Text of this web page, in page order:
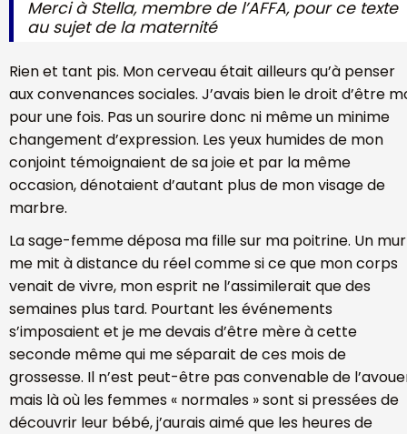
Merci à Stella, membre de l’AFFA, pour ce texte
au sujet de la maternité
Rien et tant pis. Mon cerveau était ailleurs qu’à penser
aux convenances sociales. J’avais bien le droit d’être
pour une fois. Pas un sourire donc ni même un minime
changement d’expression. Les yeux humides de mon
conjoint témoignaient de sa joie et par la même
occasion, dénotaient d’autant plus de mon visage de
marbre.
La sage-femme déposa ma fille sur ma poitrine. Un mur
me mit à distance du réel comme si ce que mon corps
venait de vivre, mon esprit ne l’assimilerait que des
semaines plus tard. Pourtant les événements
s’imposaient et je me devais d’être mère à cette
seconde même qui me séparait de ces mois de
grossesse. Il n’est peut-être pas convenable de
mais là où les femmes « normales » sont si pressées de
découvrir leur bébé, j’aurais aimé que les heures de